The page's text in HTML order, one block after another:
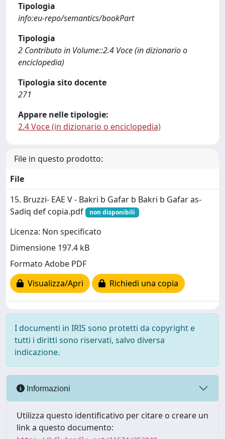
Tipologia
info:eu-repo/semantics/bookPart
Tipologia
2 Contributo in Volume::2.4 Voce (in dizionario o
enciclopedia)
Tipologia sito docente
271
Appare nelle tipologie:
2.4 Voce (in dizionario o enciclopedia)
File in questo prodotto:
File
15. Bruzzi- EAE V - Bakri b Gafar b Bakri b Gafar as-
Sadiq def copia.pdf
non disponibili
Licenza: Non specificato
Dimensione 197.4 kB
Formato Adobe PDF
Visualizza/Apri
Richiedi una copia
I documenti in IRIS sono protetti da copyright e
tutti i diritti sono riservati, salvo diversa
indicazione.
Informazioni
Utilizza questo identificativo per citare o creare un
link a questo documento: